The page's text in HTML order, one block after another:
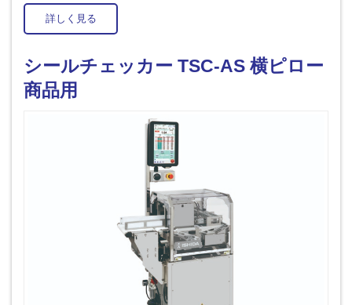
詳しく見る
シールチェッカー TSC-AS 横ピロー
商品用